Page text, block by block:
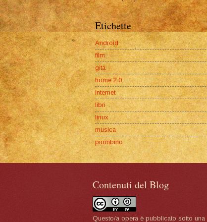
Etichette
Android
film
gita
home 2.0
internet
libri
linux
musica
piombino
Contenuti del Blog
Questo/a opera è pubblicato sotto una